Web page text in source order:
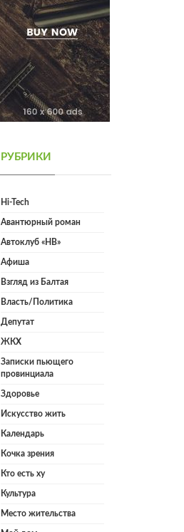
РУБРИКИ
Hi-Tech
Авантюрный роман
Автоклуб «НВ»
Афиша
Взгляд из Балтая
Власть/Политика
Депутат
ЖКХ
Записки пьющего
провинциала
Здоровье
Искусство жить
Календарь
Кочка зрения
Кто есть ху
Культура
Место жительства